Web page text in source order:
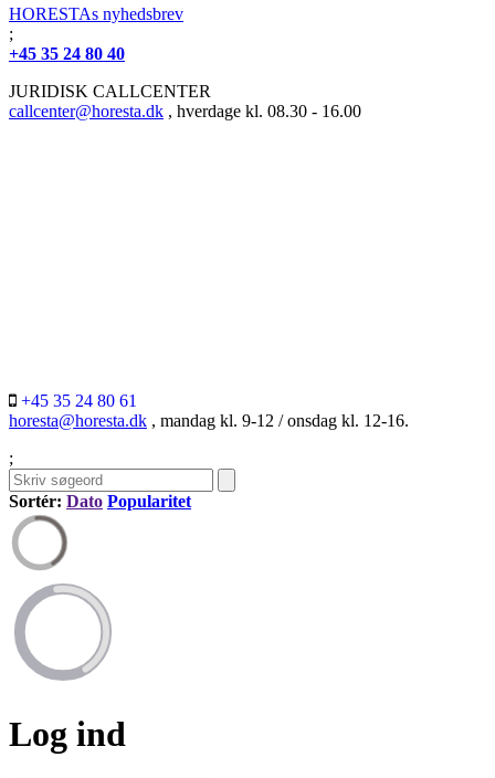
HORESTAs nyhedsbrev
;
+45 35 24 80 40
JURIDISK CALLCENTER
callcenter@horesta.dk , hverdage kl. 08.30 - 16.00
+45 35 24 80 61
horesta@horesta.dk , mandag kl. 9-12 / onsdag kl. 12-16.
;
Sortér: Dato Popularitet
Log ind